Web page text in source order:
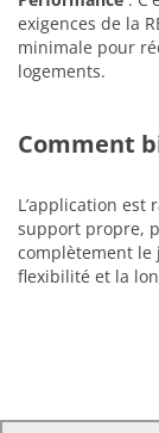
exigences de la
minimale pour
logements.
Comment
L’application est
support propre,
complètement le
flexibilité et la